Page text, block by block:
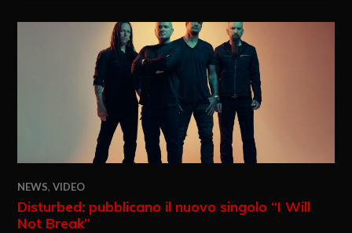
NEWS,VIDEO
Disturbed: pubblicano il nuovo singolo “I Will
Not Break”